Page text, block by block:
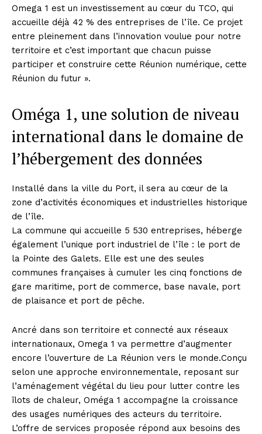
Omega 1 est un investissement au cœur du TCO, qui
accueille déjà 42 % des entreprises de l’île. Ce projet
entre pleinement dans l’innovation voulue pour notre
territoire et c’est important que chacun puisse
participer et construire cette Réunion numérique, cette
Réunion du futur ».
Oméga 1, une solution de niveau
international dans le domaine de
l’hébergement des données
Installé dans la ville du Port, il sera au cœur de la
zone d’activités économiques et industrielles historique
de l’île.
La commune qui accueille 5 530 entreprises, héberge
également l’unique port industriel de l’île : le port de
la Pointe des Galets. Elle est une des seules
communes françaises à cumuler les cinq fonctions de
gare maritime, port de commerce, base navale, port
de plaisance et port de pêche.
Ancré dans son territoire et connecté aux réseaux
internationaux, Omega 1 va permettre d’augmenter
encore l’ouverture de La Réunion vers le monde.Conçu
selon une approche environnementale, reposant sur
l’aménagement végétal du lieu pour lutter contre les
îlots de chaleur, Oméga 1 accompagne la croissance
des usages numériques des acteurs du territoire.
L’offre de services proposée répond aux besoins des